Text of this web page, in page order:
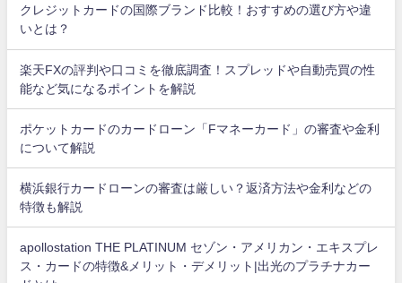
クレジットカードの国際ブランド比較！おすすめの選び方や違
いとは？
楽天FXの評判や口コミを徹底調査！スプレッドや自動売買の性
能など気になるポイントを解説
ポケットカードのカードローン「Fマネーカード」の審査や金利
について解説
横浜銀行カードローンの審査は厳しい？返済方法や金利などの
特徴も解説
apollostation THE PLATINUM セゾン・アメリカン・エキスプレ
ス・カードの特徴&メリット・デメリット|出光のプラチナカー